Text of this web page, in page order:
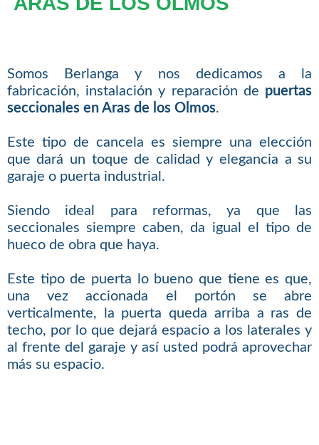
Somos Berlanga y nos dedicamos a la
fabricación, instalación y reparación de puertas
seccionales en Aras de los Olmos.
Este tipo de cancela es siempre una elección
que dará un toque de calidad y elegancia a su
garaje o puerta industrial.
Siendo ideal para reformas, ya que las
seccionales siempre caben, da igual el tipo de
hueco de obra que haya.
Este tipo de puerta lo bueno que tiene es que,
una vez accionada el portón se abre
verticalmente, la puerta queda arriba a ras de
techo, por lo que dejará espacio a los laterales y
al frente del garaje y así usted podrá aprovechar
más su espacio.